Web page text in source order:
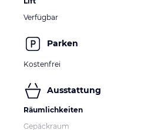
Verfügbar
Parken
Kostenfrei
Ausstattung
Räumlichkeiten
Gepäckraum